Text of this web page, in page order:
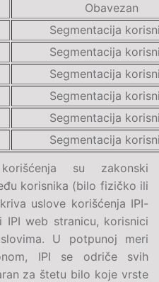
Obavezan
Segmentacija
Segmentacija
Segmentacija
Segmentacija
Segmentacija
Segmentacija
su zakonski
korisnika (bilo fizičko ili
uslove korišćenja IPI-
IPI web stranicu, korisnici
U potpunoj meri
IPI se odriče svih
za štetu bilo koje vrste